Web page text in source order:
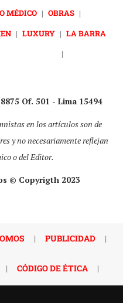
MÉDICO | OBRAS |
| LUXURY | LA BARRA
|
Of. 501 - Lima 15494
en los artículos son de
y no necesariamente reflejan
o del Editor.
© Copyrigth 2023
| PUBLICIDAD |
| CÓDIGO DE ÉTICA |